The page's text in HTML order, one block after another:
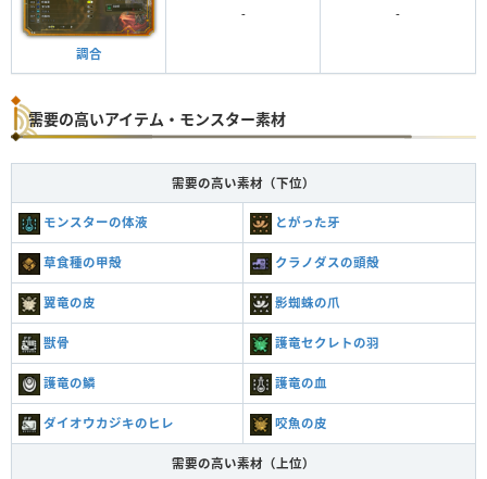
調合
- -
需要の高いアイテム・モンスター素材
需要の高い素材（下位）
モンスターの体液 とがった牙
草食種の甲殻 クラノダスの頭殻
翼竜の皮 影蜘蛛の爪
獣骨 護竜セクレトの羽
護竜の鱗 護竜の血
ダイオウカジキのヒレ 咬魚の皮
需要の高い素材（上位）